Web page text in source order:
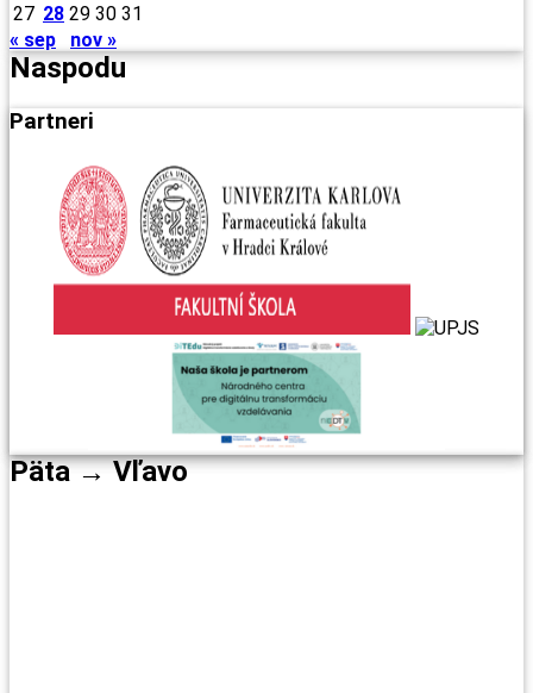
27 28 29 30 31
« sep
nov »
Naspodu
Partneri
Päta → Vľavo